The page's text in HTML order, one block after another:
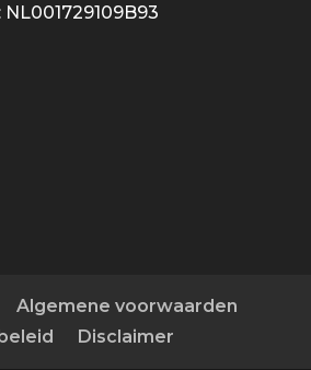
Algemene voorwaarden
Disclaimer